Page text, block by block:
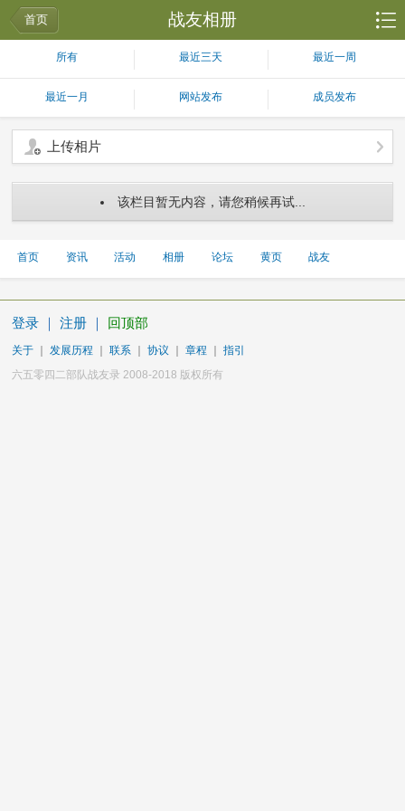
首页 战友相册
所有 最近三天 最近一周
最近一月 网站发布 成员发布
上传相片
该栏目暂无内容，请您稍候再试...
首页 资讯 活动 相册 论坛 黄页 战友
登录 ｜ 注册 ｜ 回顶部
关于 发展历程 联系 协议 章程
指引
六五零四二部队战友录 2008-2018 版权所有